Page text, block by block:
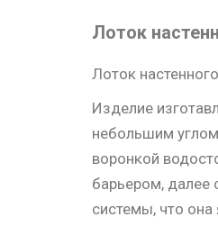
Лоток
Лоток
Изделие
небольшим
воронкой
барьером, далее
системы, что она